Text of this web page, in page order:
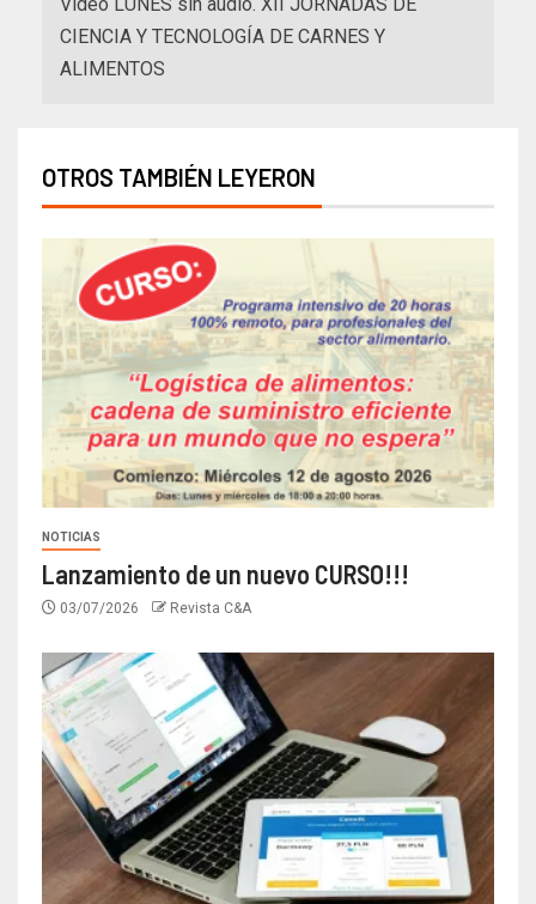
CIENCIA Y TECNOLOGÍA DE CARNES Y
ALIMENTOS
OTROS TAMBIÉN LEYERON
NOTICIAS
Lanzamiento de un nuevo CURSO!!!
03/07/2026 Revista C&A